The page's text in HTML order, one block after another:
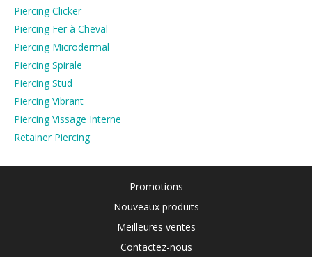
Piercing Clicker
Piercing Fer à Cheval
Piercing Microdermal
Piercing Spirale
Piercing Stud
Piercing Vibrant
Piercing Vissage Interne
Retainer Piercing
Promotions
Nouveaux produits
Meilleures ventes
Contactez-nous